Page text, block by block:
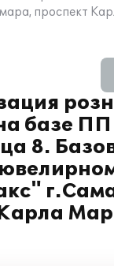
проспект
базе ПП
8.